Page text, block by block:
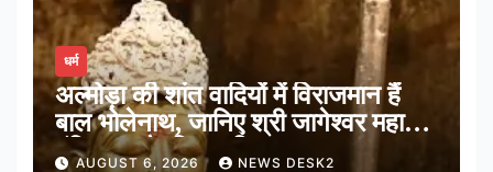
धर्म
अल्मोड़ा की शांत वादियों में विराजमान हैं
बाल भोलेनाथ, जानिए श्री जागेश्वर महादेव
मंदिर का पौराणिक इतिहास
AUGUST 6, 2026 NEWS DESK2